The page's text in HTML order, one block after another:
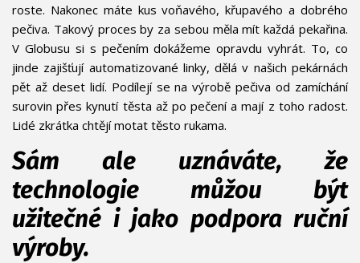
roste. Nakonec máte kus voňavého, křupavého a dobrého
pečiva. Takový proces by za sebou měla mít každá pekařina.
V Globusu si s pečením dokážeme opravdu vyhrát. To, co
jinde zajišťují automatizované linky, dělá v našich pekárnách
pět až deset lidí. Podílejí se na výrobě pečiva od zamíchání
surovin přes kynutí těsta až po pečení a mají z toho radost.
Lidé zkrátka chtějí motat těsto rukama.
Sám ale uznáváte, že
technologie můžou být
užitečné i jako podpora ruční
výroby.